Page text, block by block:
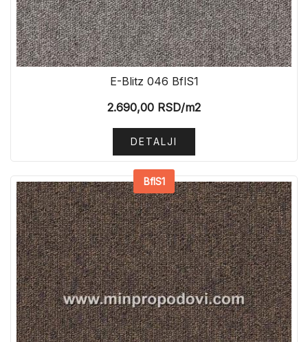
E-Blitz 046 BflS1
2.690,00 RSD/m2
DETALJI
BflS1